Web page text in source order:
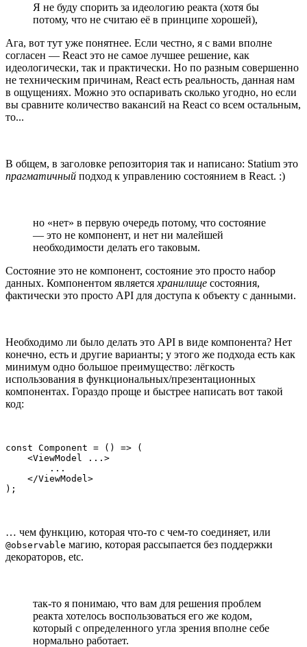
Я не буду спорить за идеологию реакта (хотя бы
потому, что не считаю её в принципе хорошей),
Ага, вот тут уже понятнее. Если честно, я с вами вполне
согласен — React это не самое лучшее решение, как
идеологически, так и практически. Но по разным совершенно
не техническим причинам, React есть реальность, данная нам
в ощущениях. Можно это оспаривать сколько угодно, но если
вы сравните количество вакансий на React со всем остальным,
то...
В общем, в заголовке репозитория так и написано: Statium это
прагматичный подход к управлению состоянием в React. :)
но «нет» в первую очередь потому, что состояние
— это не компонент, и нет ни малейшей
необходимости делать его таковым.
Состояние это не компонент, состояние это просто набор
данных. Компонентом является хранилище состояния,
фактически это просто API для доступа к объекту с данными.
Необходимо ли было делать это API в виде компонента? Нет
конечно, есть и другие варианты; у этого же подхода есть как
минимум одно большое преимущество: лёгкость
использования в функциональных/презентационных
компонентах. Гораздо проще и быстрее написать вот такой
код:
const Component = () => (
    <ViewModel ...>
        ...
    </ViewModel>
);
… чем функцию, которая что-то с чем-то соединяет, или
@observable магию, которая рассыпается без поддержки
декораторов, etc.
так-то я понимаю, что вам для решения проблем
реакта хотелось воспользоваться его же кодом,
который с определенного угла зрения вполне себе
нормально работает.